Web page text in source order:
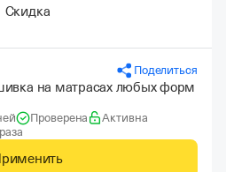
Скидка
Поделиться
на матрасах любых форм
Проверена
Активна